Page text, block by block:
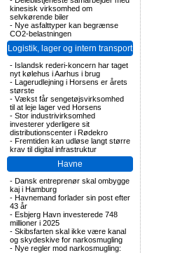
kinesisk virksomhed om
selvkørende biler
- Nye asfalttyper kan begrænse
CO2-belastningen
Logistik, lager og intern transport
- Islandsk rederi-koncern har taget
nyt kølehus i Aarhus i brug
- Lagerudlejning i Horsens er årets
største
- Vækst får sengetøjsvirksomhed
til at leje lager ved Horsens
- Stor industrivirksomhed
investerer yderligere sit
distributionscenter i Rødekro
- Fremtiden kan udløse langt større
krav til digital infrastruktur
Havne
- Dansk entreprenør skal ombygge
kaj i Hamburg
- Havnemand forlader sin post efter
43 år
- Esbjerg Havn investerede 748
millioner i 2025
- Skibsfarten skal ikke være kanal
og skydeskive for narkosmugling
- Nye regler mod narkosmugling: